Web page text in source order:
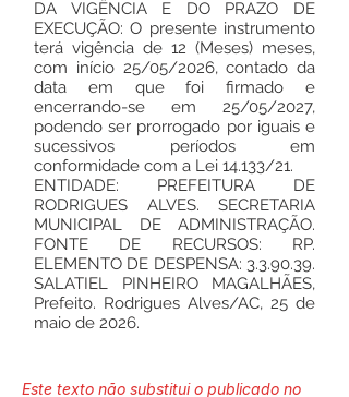
DA VIGÊNCIA E DO PRAZO DE
EXECUÇÃO: O presente instrumento
terá vigência de 12 (Meses) meses,
com início 25/05/2026, contado da
data em que foi firmado e
encerrando-se em 25/05/2027,
podendo ser prorrogado por iguais e
sucessivos períodos em
conformidade com a Lei 14.133/21.
ENTIDADE: PREFEITURA DE
RODRIGUES ALVES. SECRETARIA
MUNICIPAL DE ADMINISTRAÇÃO.
FONTE DE RECURSOS: RP.
ELEMENTO DE DESPENSA: 3.3.90.39.
SALATIEL PINHEIRO MAGALHÃES,
Prefeito. Rodrigues Alves/AC, 25 de
maio de 2026.
Este texto não substitui o publicado no